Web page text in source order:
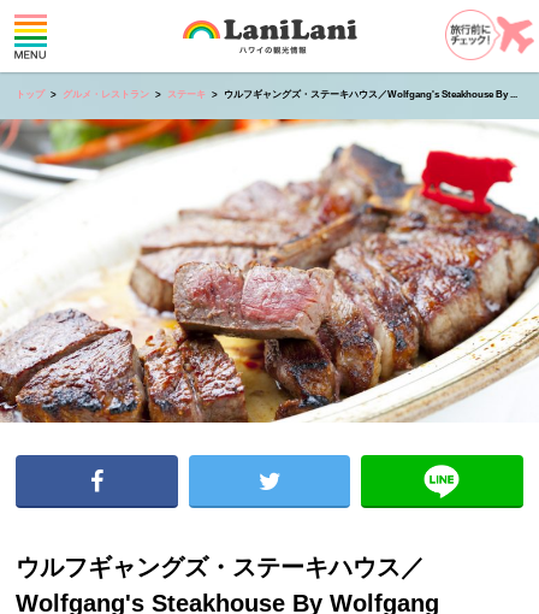
トップ グルメ・レストラン ステーキ ウルフギャングズ・ステーキハウス／Wolfgang's Steakhouse By ...
ウルフギャングズ・ステーキハウス／
Wolfgang's Steakhouse By Wolfgang